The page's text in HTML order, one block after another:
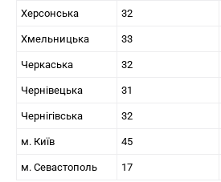
Херсонська 32
Хмельницька 33
Черкаська 32
Чернівецька 31
Чернігівська 32
м. Київ 45
м. Севастополь 17